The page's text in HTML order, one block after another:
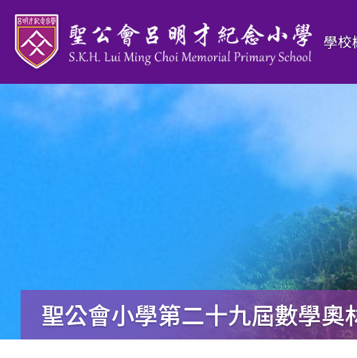
移至主內容
學校
聖公會小學第二十九屆數學奧